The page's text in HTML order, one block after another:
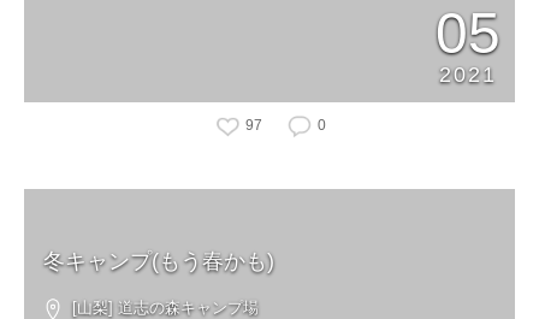
05
2021
97 0
冬キャンプ(もう春かも)
[山梨] 道志の森キャンプ場